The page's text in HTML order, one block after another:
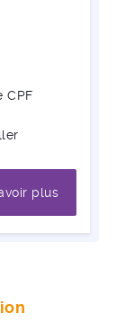
CPF
plus